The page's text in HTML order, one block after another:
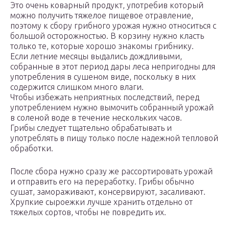
Это очень коварный продукт, употребив который
можно получить тяжелое пищевое отравление,
поэтому к сбору грибного урожая нужно относиться с
большой осторожностью. В корзину нужно класть
только те, которые хорошо знакомы грибнику.
Если летние месяцы выдались дождливыми,
собранные в этот период дары леса непригодны для
употребления в сушеном виде, поскольку в них
содержится слишком много влаги.
Чтобы избежать неприятных последствий, перед
употреблением нужно вымочить собранный урожай
в соленой воде в течение нескольких часов.
Грибы следует тщательно обрабатывать и
употреблять в пищу только после надежной тепловой
обработки.
После сбора нужно сразу же рассортировать урожай
и отправить его на переработку. Грибы обычно
сушат, замораживают, консервируют, засаливают.
Хрупкие сыроежки лучше хранить отдельно от
тяжелых сортов, чтобы не повредить их.